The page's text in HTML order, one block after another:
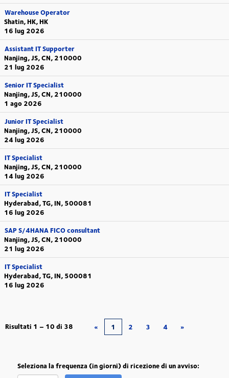
Warehouse Operator
Shatin, HK, HK
16 lug 2026
Assistant IT Supporter
Nanjing, JS, CN, 210000
21 lug 2026
Senior IT Specialist
Nanjing, JS, CN, 210000
1 ago 2026
Junior IT Specialist
Nanjing, JS, CN, 210000
24 lug 2026
IT Specialist
Nanjing, JS, CN, 210000
14 lug 2026
IT Specialist
Hyderabad, TG, IN, 500081
16 lug 2026
SAP S/4HANA FICO consultant
Nanjing, JS, CN, 210000
21 lug 2026
IT Specialist
Hyderabad, TG, IN, 500081
16 lug 2026
Risultati 1 – 10 di 38 « 1 2 3 4 »
Seleziona la frequenza (in giorni) di ricezione di un avviso: